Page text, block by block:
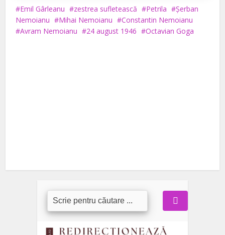
Emil Gârleanu zestrea sufletească Petrila
Șerban
Nemoianu
Mihai Nemoianu
Constantin Nemoianu
Avram Nemoianu
24 august 1946 Octavian Goga